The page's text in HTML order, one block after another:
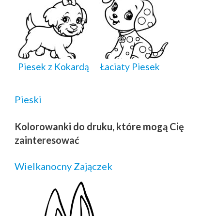
Piesek z Kokardą Łaciaty Piesek
Pieski
Kolorowanki do druku, które mogą Cię
zainteresować
Wielkanocny Zajączek